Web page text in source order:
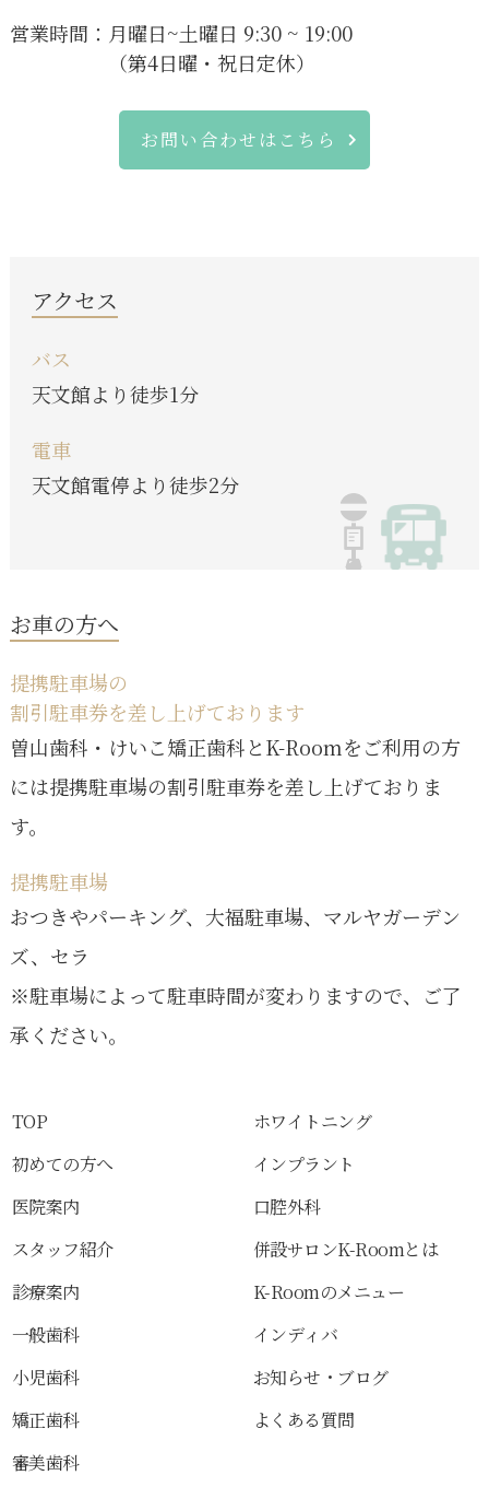
営業時間： 月曜日~土曜日 9:30 ~ 19:00
（第4日曜・祝日定休）
お問い合わせはこちら
アクセス
バス
天文館より徒歩1分
電車
天文館電停より徒歩2分
お車の方へ
提携駐車場の
割引駐車券を差し上げております
曽山歯科・けいこ矯正歯科とK-Roomをご利用の方
には提携駐車場の割引駐車券を差し上げておりま
す。
提携駐車場
おつきやパーキング、大福駐車場、マルヤガーデン
ズ、セラ
※駐車場によって駐車時間が変わりますので、ご了
承ください。
TOP
初めての方へ
医院案内
スタッフ紹介
診療案内
一般歯科
小児歯科
矯正歯科
審美歯科
ホワイトニング
インプラント
口腔外科
併設サロンK-Roomとは
K-Roomのメニュー
インディバ
お知らせ・ブログ
よくある質問